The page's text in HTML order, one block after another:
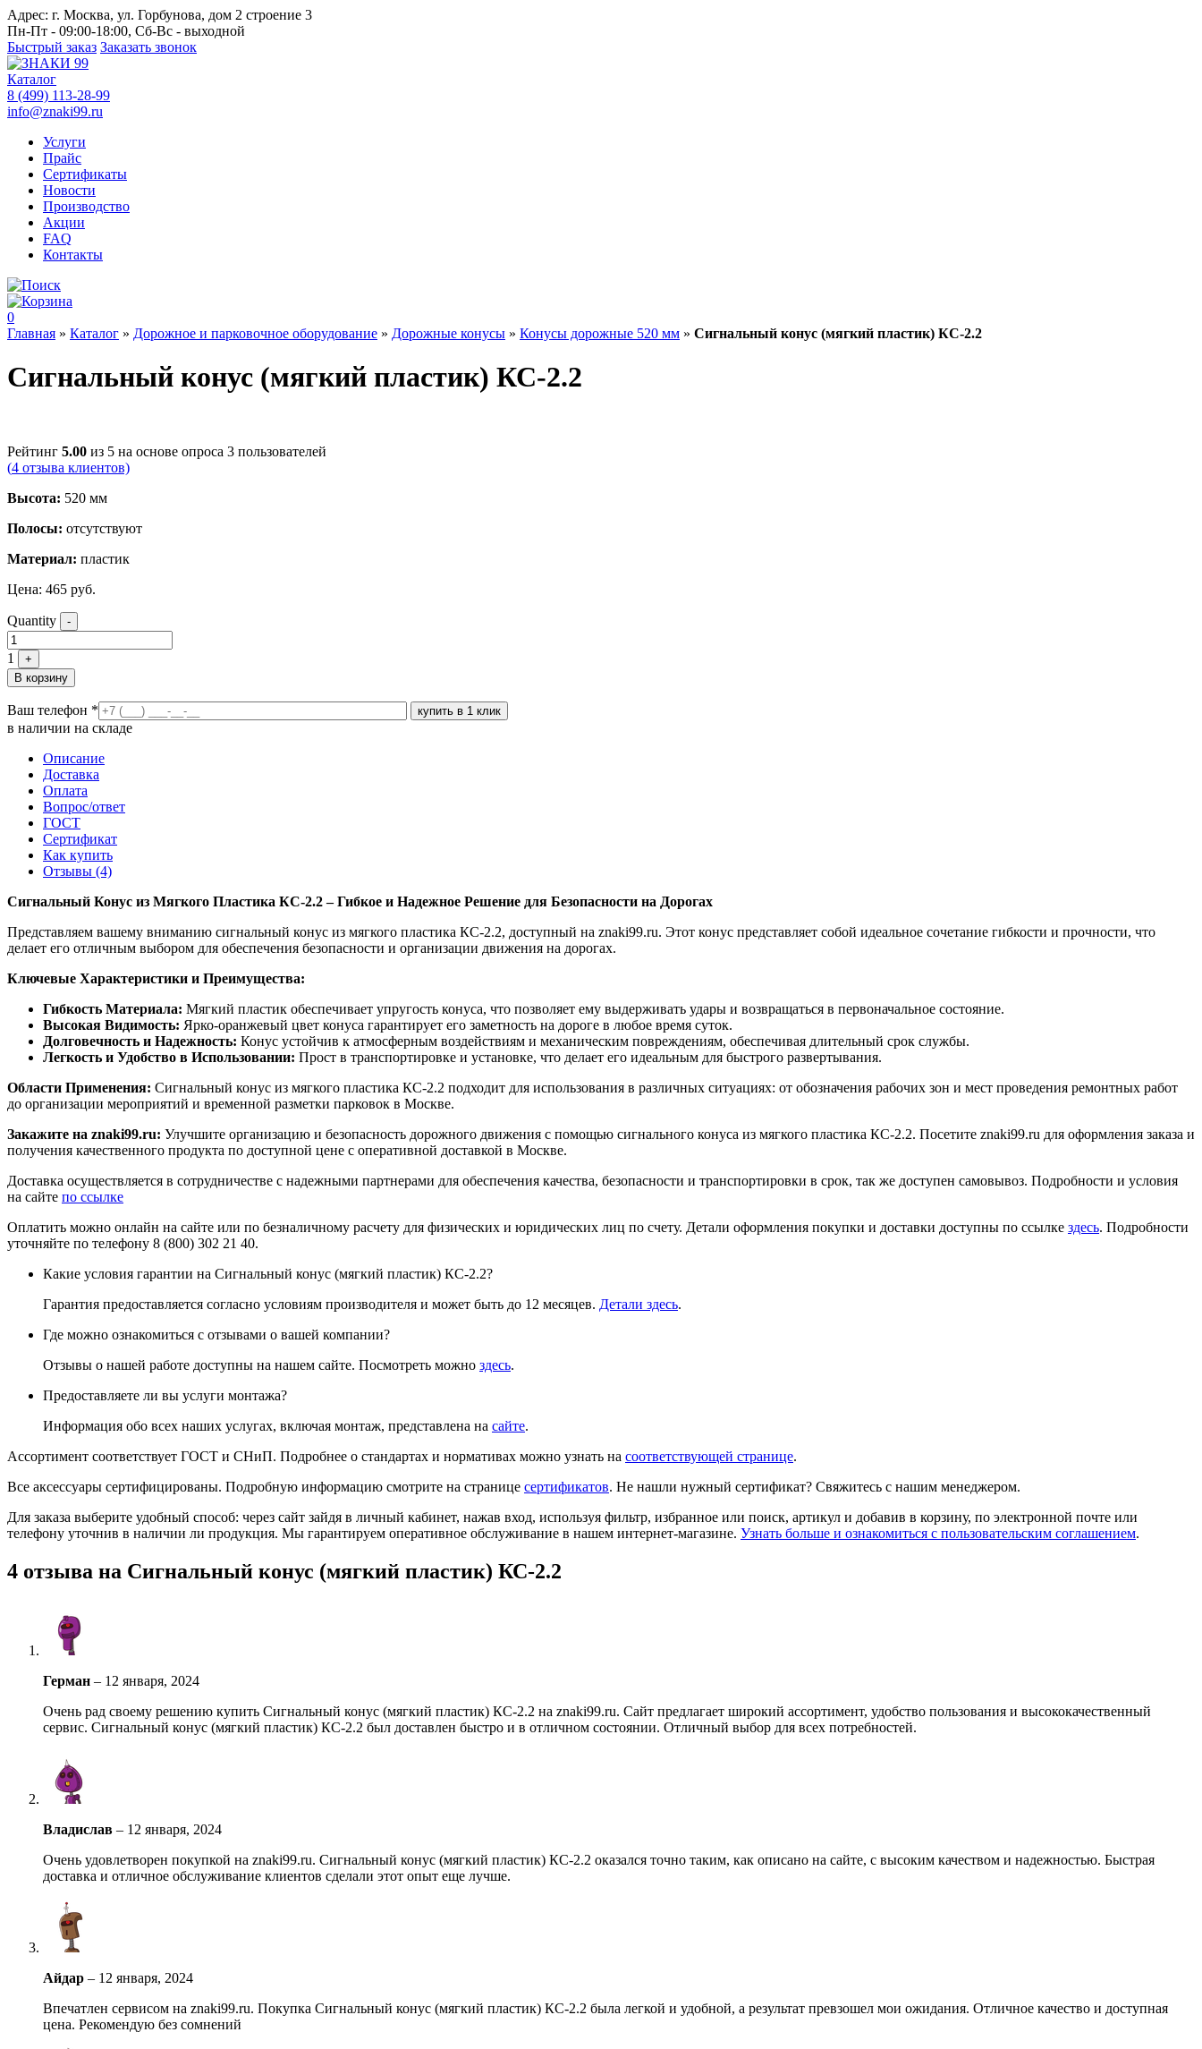
Адрес: г. Москва, ул. Горбунова, дом 2 строение 3
Пн-Пт - 09:00-18:00, Сб-Вс - выходной
Быстрый заказ Заказать звонок
Каталог
8 (499) 113-28-99
info@znaki99.ru
Услуги
Прайс
Сертификаты
Новости
Производство
Акции
FAQ
Контакты
0
Главная » Каталог » Дорожное и парковочное оборудование » Дорожные конусы » Конусы дорожные 520 мм » Сигнальный конус (мягкий пластик) КС-2.2
Сигнальный конус (мягкий пластик) КС-2.2
Рейтинг 5.00 из 5 на основе опроса 3 пользователей
(4 отзыва клиентов)
Высота: 520 мм
Полосы: отсутствуют
Материал: пластик
Цена: 465 руб.
Quantity -
1
+
В корзину
Ваш телефон *
в наличии на складе
Описание
Доставка
Оплата
Вопрос/ответ
ГОСТ
Сертификат
Как купить
Отзывы (4)
Сигнальный Конус из Мягкого Пластика КС-2.2 – Гибкое и Надежное Решение для Безопасности на Дорогах
Представляем вашему вниманию сигнальный конус из мягкого пластика КС-2.2, доступный на znaki99.ru. Этот конус представляет собой идеальное сочетание гибкости и прочности, что
делает его отличным выбором для обеспечения безопасности и организации движения на дорогах.
Ключевые Характеристики и Преимущества:
Гибкость Материала: Мягкий пластик обеспечивает упругость конуса, что позволяет ему выдерживать удары и возвращаться в первоначальное состояние.
Высокая Видимость: Ярко-оранжевый цвет конуса гарантирует его заметность на дороге в любое время суток.
Долговечность и Надежность: Конус устойчив к атмосферным воздействиям и механическим повреждениям, обеспечивая длительный срок службы.
Легкость и Удобство в Использовании: Прост в транспортировке и установке, что делает его идеальным для быстрого развертывания.
Области Применения: Сигнальный конус из мягкого пластика КС-2.2 подходит для использования в различных ситуациях: от обозначения рабочих зон и мест проведения ремонтных работ
до организации мероприятий и временной разметки парковок в Москве.
Закажите на znaki99.ru: Улучшите организацию и безопасность дорожного движения с помощью сигнального конуса из мягкого пластика КС-2.2. Посетите znaki99.ru для оформления заказа и
получения качественного продукта по доступной цене с оперативной доставкой в Москве.
Доставка осуществляется в сотрудничестве с надежными партнерами для обеспечения качества, безопасности и транспортировки в срок, так же доступен самовывоз. Подробности и условия
на сайте по ссылке
Оплатить можно онлайн на сайте или по безналичному расчету для физических и юридических лиц по счету. Детали оформления покупки и доставки доступны по ссылке здесь. Подробности
уточняйте по телефону 8 (800) 302 21 40.
Какие условия гарантии на Сигнальный конус (мягкий пластик) КС-2.2?
Гарантия предоставляется согласно условиям производителя и может быть до 12 месяцев. Детали здесь.
Где можно ознакомиться с отзывами о вашей компании?
Отзывы о нашей работе доступны на нашем сайте. Посмотреть можно здесь.
Предоставляете ли вы услуги монтажа?
Информация обо всех наших услугах, включая монтаж, представлена на сайте.
Ассортимент соответствует ГОСТ и СНиП. Подробнее о стандартах и нормативах можно узнать на соответствующей странице.
Все аксессуары сертифицированы. Подробную информацию смотрите на странице сертификатов. Не нашли нужный сертификат? Свяжитесь с нашим менеджером.
Для заказа выберите удобный способ: через сайт зайдя в личный кабинет, нажав вход, используя фильтр, избранное или поиск, артикул и добавив в корзину, по электронной почте или
телефону уточнив в наличии ли продукция. Мы гарантируем оперативное обслуживание в нашем интернет-магазине. Узнать больше и ознакомиться с пользовательским соглашением.
4 отзыва на Сигнальный конус (мягкий пластик) КС-2.2
Герман – 12 января, 2024
Очень рад своему решению купить Сигнальный конус (мягкий пластик) КС-2.2 на znaki99.ru. Сайт предлагает широкий ассортимент, удобство пользования и высококачественный
сервис. Сигнальный конус (мягкий пластик) КС-2.2 был доставлен быстро и в отличном состоянии. Отличный выбор для всех потребностей.
Владислав – 12 января, 2024
Очень удовлетворен покупкой на znaki99.ru. Сигнальный конус (мягкий пластик) КС-2.2 оказался точно таким, как описано на сайте, с высоким качеством и надежностью. Быстрая
доставка и отличное обслуживание клиентов сделали этот опыт еще лучше.
Айдар – 12 января, 2024
Впечатлен сервисом на znaki99.ru. Покупка Сигнальный конус (мягкий пластик) КС-2.2 была легкой и удобной, а результат превзошел мои ожидания. Отличное качество и доступная
цена. Рекомендую без сомнений